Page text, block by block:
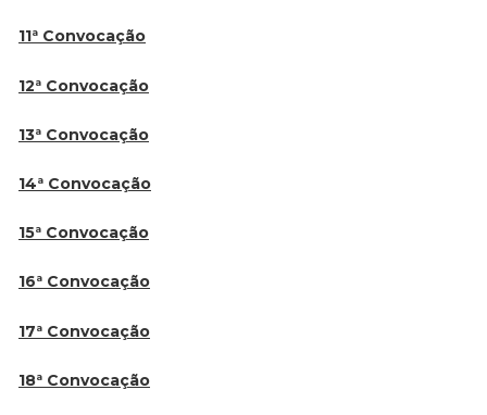
11ª Convocação
12ª Convocação
13ª Convocação
14ª Convocação
15ª Convocação
16ª Convocação
17ª Convocação
18ª Convocação